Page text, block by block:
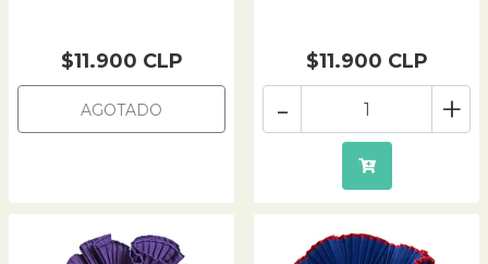
$11.900 CLP
AGOTADO
$11.900 CLP
+
-